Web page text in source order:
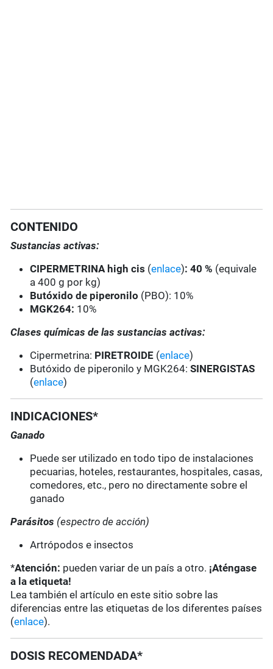
CONTENIDO
Sustancias activas:
CIPERMETRINA high cis (enlace): 40 % (equivale
a 400 g por kg)
Butóxido de piperonilo (PBO): 10%
MGK264: 10%
Clases químicas de las sustancias activas:
Cipermetrina: PIRETROIDE (enlace)
Butóxido de piperonilo y MGK264:SINERGISTAS
(enlace)
INDICACIONES*
Ganado
Puede ser utilizado en todo tipo de instalaciones
pecuarias, hoteles, restaurantes, hospitales, casas,
comedores, etc., pero no directamente sobre el
ganado
Parásitos (espectro de acción)
Artrópodos e insectos
*Atención: pueden variar de un país a otro. ¡Aténgase
a la etiqueta!
Lea también el artículo en este sitio sobre las
diferencias entre las etiquetas de los diferentes países
(enlace).
DOSIS RECOMENDADA*